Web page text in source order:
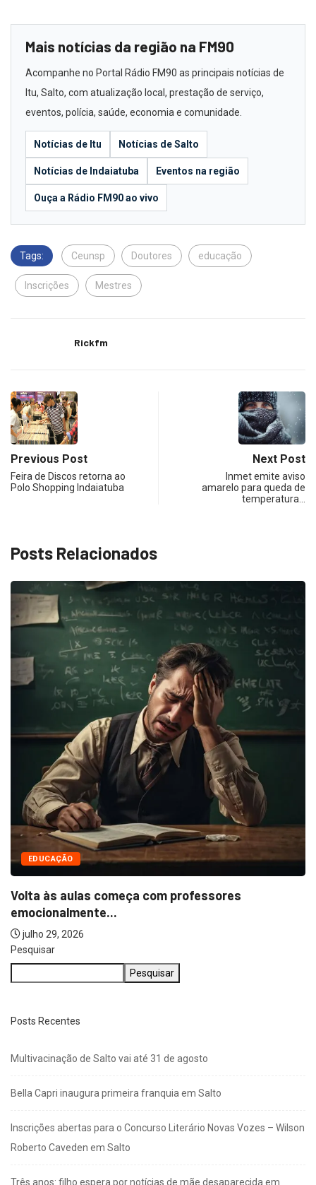
Mais notícias da região na FM90
Acompanhe no Portal Rádio FM90 as principais notícias de
Itu, Salto, com atualização local, prestação de serviço,
eventos, polícia, saúde, economia e comunidade.
Notícias de Itu Notícias de Salto
Notícias de Indaiatuba Eventos na região
Ouça a Rádio FM90 ao vivo
Tags: Ceunsp Doutores educação
Inscrições Mestres
Rickfm
Previous Post
Feira de Discos retorna ao
Polo Shopping Indaiatuba
Next Post
Inmet emite aviso
amarelo para queda de
temperatura…
Posts Relacionados
EDUCAÇÃO
Agenda Infantil de Agosto: Biblioteca de
Indaiatuba...
julho 28, 2026
Pesquisar
Pesquisar
Posts Recentes
Multivacinação de Salto vai até 31 de agosto
Bella Capri inaugura primeira franquia em Salto
Inscrições abertas para o Concurso Literário Novas Vozes – Wilson
Roberto Caveden em Salto
Três anos: filho espera por notícias de mãe desaparecida em